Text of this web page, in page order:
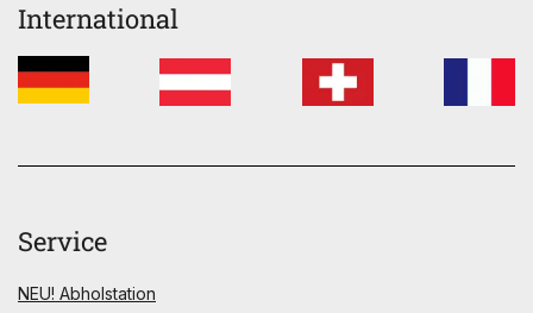
International
Service
NEU! Abholstation